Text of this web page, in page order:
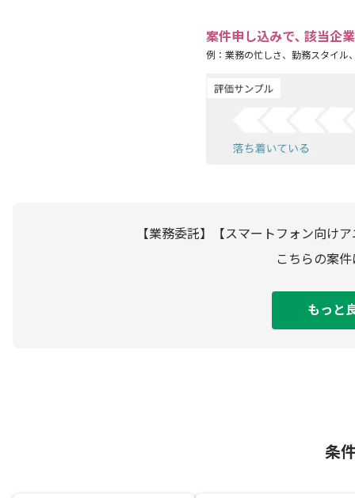
案件申し込みで､ 該当企
例：業務の忙しさ、勤務スタイル
【業務委託】【スマートフォン向け
こちらの案
もっと
条